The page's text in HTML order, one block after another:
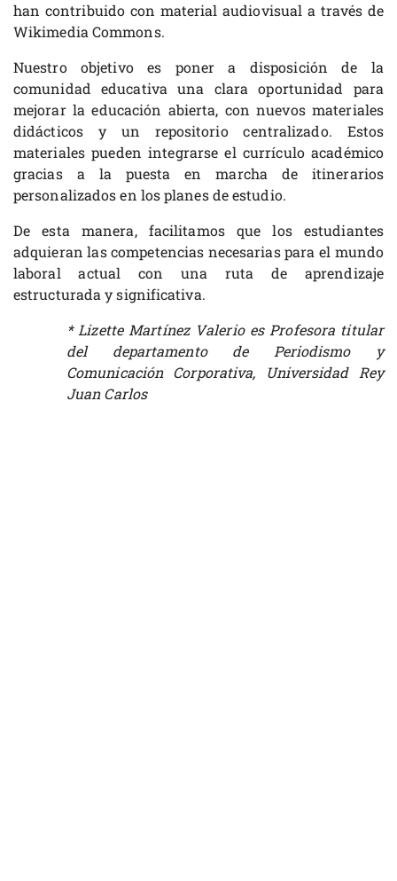
han contribuido con material audiovisual a través de
Wikimedia Commons.
Nuestro objetivo es poner a disposición de la
comunidad educativa una clara oportunidad para
mejorar la educación abierta, con nuevos materiales
didácticos y un repositorio centralizado. Estos
materiales pueden integrarse el currículo académico
gracias a la puesta en marcha de itinerarios
personalizados en los planes de estudio.
De esta manera, facilitamos que los estudiantes
adquieran las competencias necesarias para el mundo
laboral actual con una ruta de aprendizaje
estructurada y significativa.
* Lizette Martínez Valerio es Profesora titular
del departamento de Periodismo y
Comunicación Corporativa, Universidad Rey
Juan Carlos